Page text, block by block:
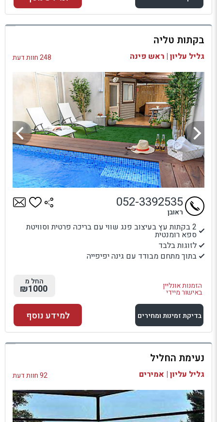
למתחם זה
בדיקת זמינות ומחירים
בקתות טליה
גליל עליון | ראש פינה 248 חוות דעת
2 בקתות עץ בעיצוב פנג שווי עם בריכה פרטית וסוויטת
ספא רומנטית
לזוגות בלבד
בתוך מתחם מבודד עם גינה יפיפייה
הזמנות אונליין
באישור מיידי
052-3392535
ראובן
החל מ
₪1000
בדיקת זמינות ומחירים
למתחם זה
בדיקת זמינות ומחירים
למידע נוסף
נעימת החליל
גליל עליון | אמירים 92 חוות דעת